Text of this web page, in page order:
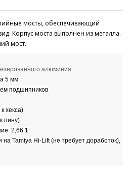
мосты, обеспечивающий
Корпус моста выполнен из металла.
мост.
алюминия
5 мм.
подшипников
хекса)
пину)
2,66:1
на Tamiya Hi-Lift (не требует доработок),